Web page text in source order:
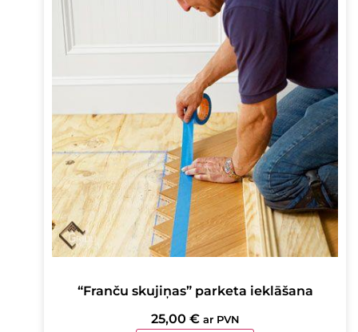
“Franču skujiņas” parketa ieklāšana
25,00 € ar PVN